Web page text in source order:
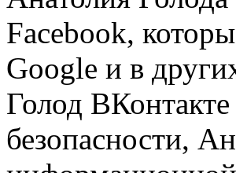
Facebook,
Google и в
Голод
безопасности,